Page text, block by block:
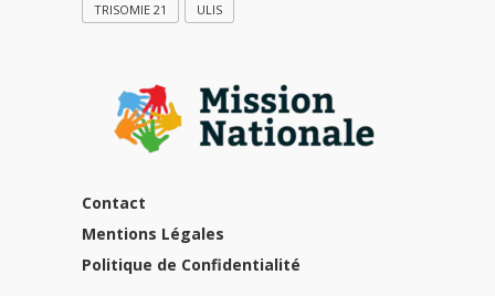
TRISOMIE 21 ULIS
Contact
Mentions Légales
Politique de Confidentialité